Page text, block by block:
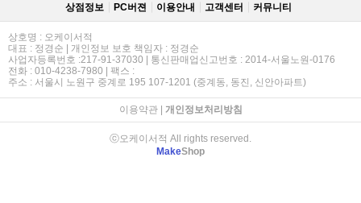
상점정보 PC버젼 이용안내 고객센터 커뮤니티
상호명 : 오케이서적
대표 : 정경순 | 개인정보 보호 책임자 : 정경순
사업자등록번호 :217-91-37030 | 통신판매업신고번호 : 2014-서울노원-0176
전화 : 010-4238-7980 | 팩스 :
주소 : 서울시 노원구 중계로 195 107-1201 (중계동, 동진, 신안아파트)
이용약관| 개인정보처리방침
ⓒ오케이서적 All rights reserved.
MakeShop